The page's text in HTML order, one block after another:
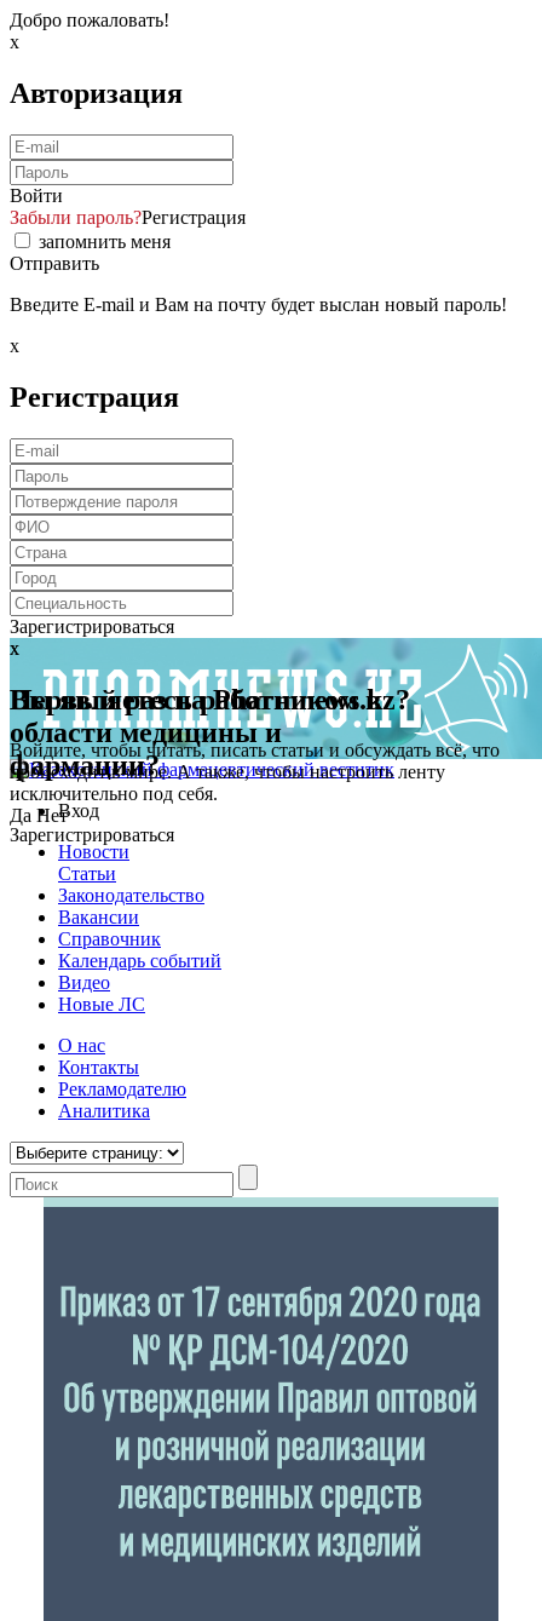
Добро пожаловать!
x
Авторизация
Войти
Забыли пароль?Регистрация
запомнить меня
Отправить
Введите E-mail и Вам на почту будет выслан новый пароль!
x
Регистрация
Зарегистрироваться
x
Первый раз на Pharmnews.kz?
Войдите, чтобы читать, писать статьи и обсуждать всё, что
происходит в мире. А также, чтобы настроить ленту
исключительно под себя.
Зарегистрироваться
x
Вы являетесь работником в
области медицины и
фармации?
Да НетВход
Новости
Статьи
Законодательство
Вакансии
Справочник
Календарь событий
Видео
Новые ЛС
О нас
Контакты
Рекламодателю
Аналитика